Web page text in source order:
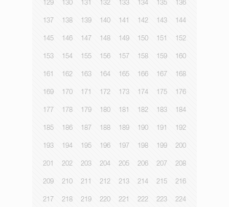
129 130 131 132 133 134 135 136
137 138 139 140 141 142 143 144
145 146 147 148 149 150 151 152
153 154 155 156 157 158 159 160
161 162 163 164 165 166 167 168
169 170 171 172 173 174 175 176
177 178 179 180 181 182 183 184
185 186 187 188 189 190 191 192
193 194 195 196 197 198 199 200
201 202 203 204 205 206 207 208
209 210 211 212 213 214 215 216
217 218 219 220 221 222 223 224